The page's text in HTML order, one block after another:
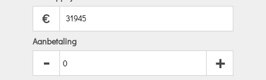
€
Aanbetaling
- +